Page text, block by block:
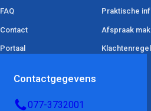
FAQ Praktische
Contact Afspraak
Portaal
Contactgegevens
077-3732001